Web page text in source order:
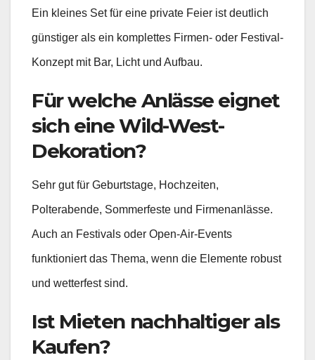
Ein kleines Set für eine private Feier ist deutlich
günstiger als ein komplettes Firmen- oder Festival-
Konzept mit Bar, Licht und Aufbau.
Für welche Anlässe eignet
sich eine Wild-West-
Dekoration?
Sehr gut für Geburtstage, Hochzeiten,
Polterabende, Sommerfeste und Firmenanlässe.
Auch an Festivals oder Open-Air-Events
funktioniert das Thema, wenn die Elemente robust
und wetterfest sind.
Ist Mieten nachhaltiger als
Kaufen?